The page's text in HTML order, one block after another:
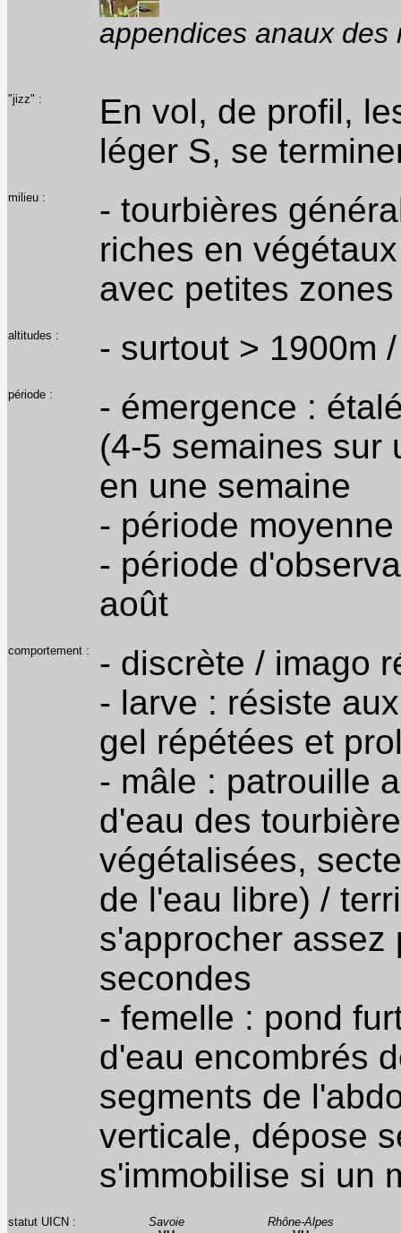
appendices anaux
"jizz" :
En vol, de profil,
léger S, se
milieu :
- tourbières
riches en
avec petites
altitudes : - surtout > 1900m
période :
- émergence :
(4-5 semaines sur
en une semaine
- période
- période
août
comportement :
- discrète / imago
- larve : résiste
gel répétées et
- mâle : patrouille
d'eau des
végétalisées,
de l'eau libre) /
s'approcher assez
secondes
- femelle : pond
d'eau encombrés
segments de
verticale, dépose
s'immobilise si un
statut UICN : Savoie
Rhône-Alpes